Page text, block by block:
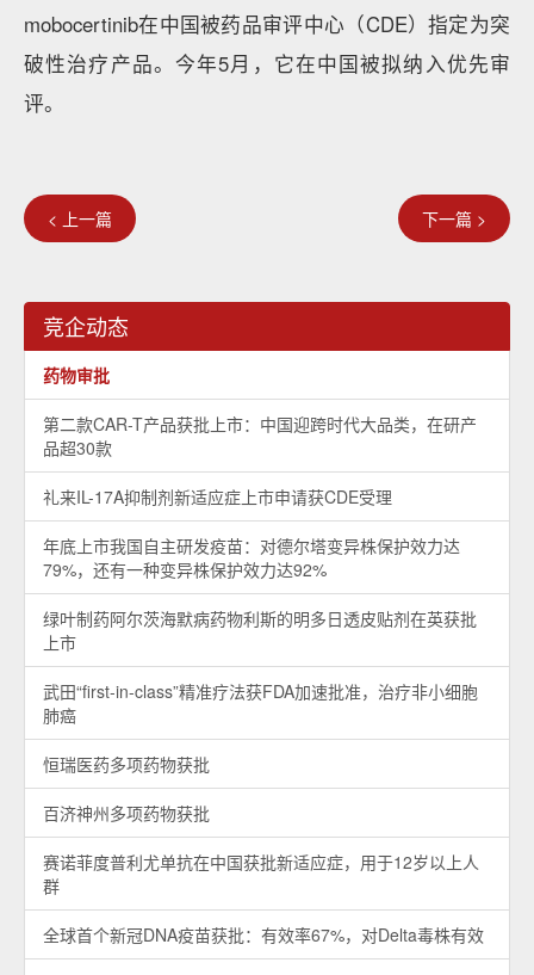
mobocertinib在中国被药品审评中心（CDE）指定为突
破性治疗产品。今年5月，它在中国被拟纳入优先审
评。
< 上一篇 下一篇 >
竞企动态
药物审批
第二款CAR-T产品获批上市：中国迎跨时代大品类，在研产
品超30款
礼来IL-17A抑制剂新适应症上市申请获CDE受理
年底上市我国自主研发疫苗：对德尔塔变异株保护效力达
79%，还有一种变异株保护效力达92%
绿叶制药阿尔茨海默病药物利斯的明多日透皮贴剂在英获批
上市
武田“first-in-class”精准疗法获FDA加速批准，治疗非小细胞
肺癌
恒瑞医药多项药物获批
百济神州多项药物获批
赛诺菲度普利尤单抗在中国获批新适应症，用于12岁以上人
群
全球首个新冠DNA疫苗获批：有效率67%，对Delta毒株有效